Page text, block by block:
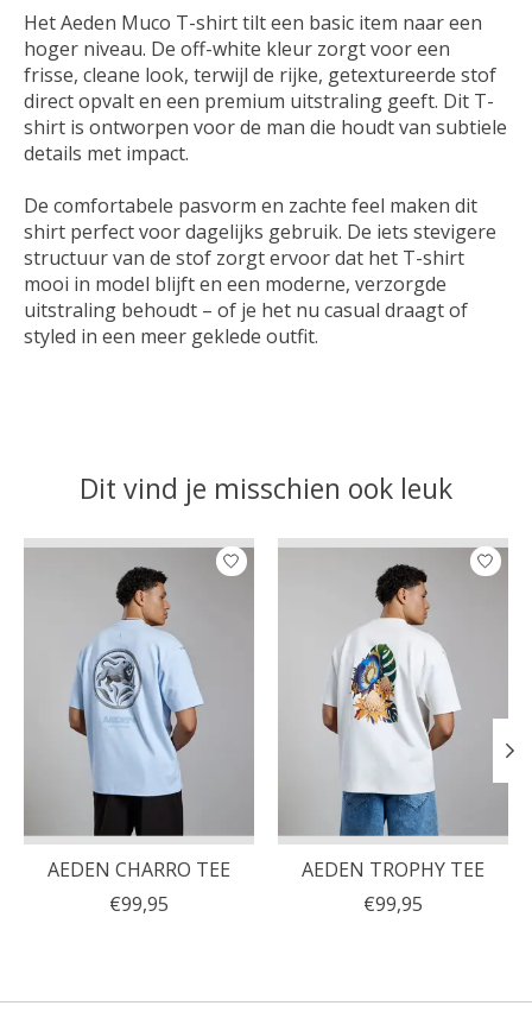
Het Aeden Muco T-shirt tilt een basic item naar een
hoger niveau. De off-white kleur zorgt voor een
frisse, cleane look, terwijl de rijke, getextureerde stof
direct opvalt en een premium uitstraling geeft. Dit T-
shirt is ontworpen voor de man die houdt van subtiele
details met impact.
De comfortabele pasvorm en zachte feel maken dit
shirt perfect voor dagelijks gebruik. De iets stevigere
structuur van de stof zorgt ervoor dat het T-shirt
mooi in model blijft en een moderne, verzorgde
uitstraling behoudt – of je het nu casual draagt of
styled in een meer geklede outfit.
Dit vind je misschien ook leuk
Items van productcarrousel
AEDEN CHARRO TEE
€99,95
AEDEN TROPHY TEE
€99,95